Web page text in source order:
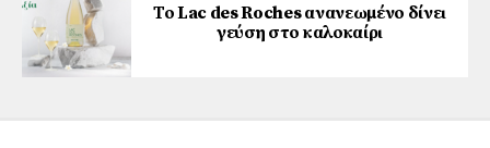
Το Lac des Roches ανανεωμένο δίνει
γεύση στο καλοκαίρι